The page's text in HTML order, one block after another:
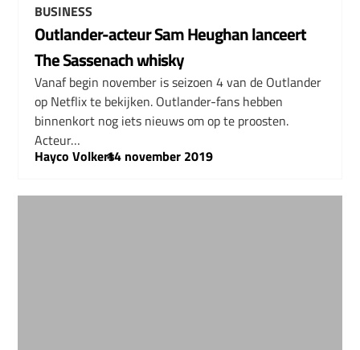
BUSINESS
Outlander-acteur Sam Heughan lanceert
The Sassenach whisky
Vanaf begin november is seizoen 4 van de Outlander
op Netflix te bekijken. Outlander-fans hebben
binnenkort nog iets nieuws om op te proosten.
Acteur…
Hayco Volkers
–
14 november 2019